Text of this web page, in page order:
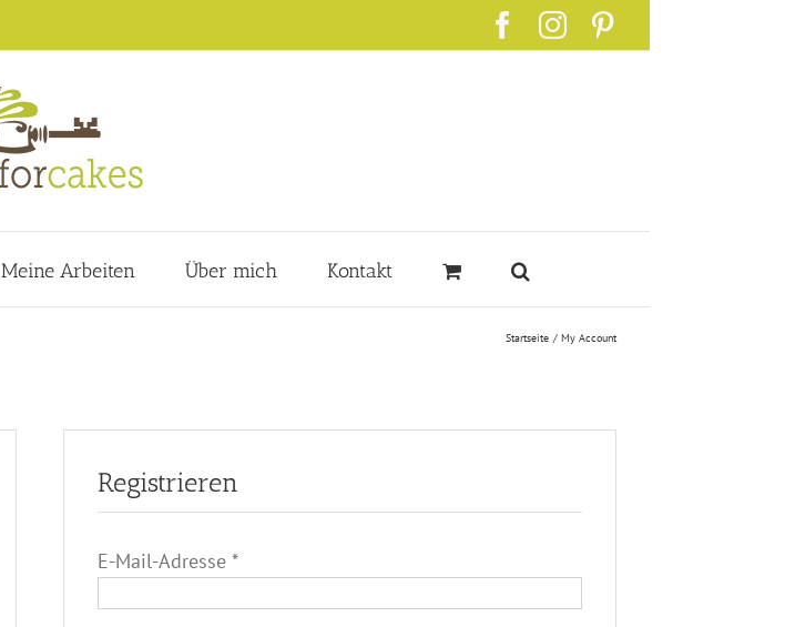
Facebook
Instagram
Meine Arbeiten Über mich Kontakt
Startseite My Account
Registrieren
E-Mail-Adresse *Erforderlich